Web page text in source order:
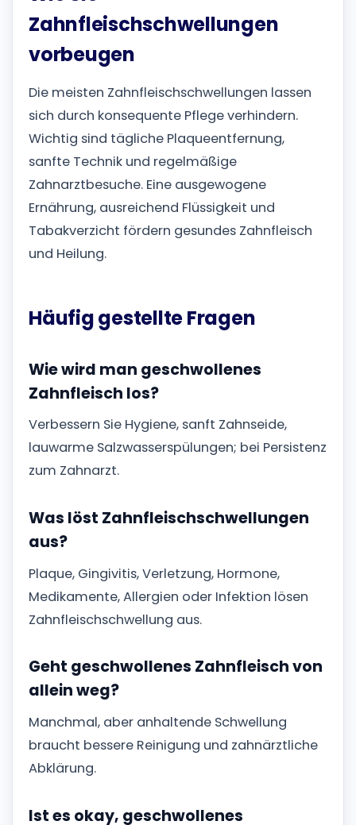
Zahnfleischschwellungen
vorbeugen
Die meisten Zahnfleischschwellungen lassen
sich durch konsequente Pflege verhindern.
Wichtig sind tägliche Plaqueentfernung,
sanfte Technik und regelmäßige
Zahnarztbesuche. Eine ausgewogene
Ernährung, ausreichend Flüssigkeit und
Tabakverzicht fördern gesundes Zahnfleisch
und Heilung.
Häufig gestellte Fragen
Wie wird man geschwollenes
Zahnfleisch los?
Verbessern Sie Hygiene, sanft Zahnseide,
lauwarme Salzwasserspülungen; bei Persistenz
zum Zahnarzt.
Was löst Zahnfleischschwellungen
aus?
Plaque, Gingivitis, Verletzung, Hormone,
Medikamente, Allergien oder Infektion lösen
Zahnfleischschwellung aus.
Geht geschwollenes Zahnfleisch von
allein weg?
Manchmal, aber anhaltende Schwellung
braucht bessere Reinigung und zahnärztliche
Abklärung.
Ist es okay, geschwollenes